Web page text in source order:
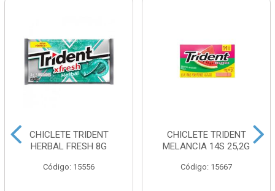
CHICLETE TRIDENT
HERBAL FRESH 8G
Código: 15556
CHICLETE TRIDENT
MELANCIA 14S 25,2G
Código: 15667